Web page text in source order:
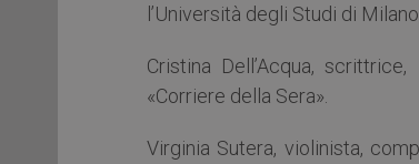
l’Università degli Studi di
Cristina Dell’Acqua,
«Corriere della Sera».
Virginia Sutera, violinista,